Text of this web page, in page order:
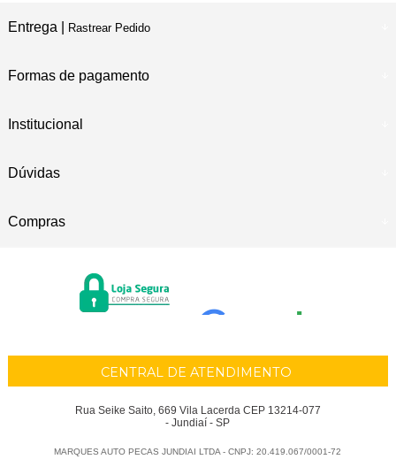
Entrega | Rastrear Pedido
Formas de pagamento
Institucional
Dúvidas
Compras
CENTRAL DE ATENDIMENTO
Rua Seike Saito, 669 Vila Lacerda CEP 13214-077
- Jundiaí - SP
MARQUES AUTO PECAS JUNDIAI LTDA - CNPJ: 20.419.067/0001-72